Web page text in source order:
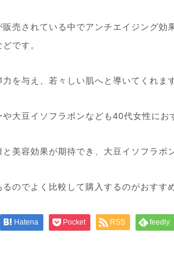
売されている中でアンチエイジング効
です。
を与え、若々しい肌へと導いてくれます
大豆イソフラボンなども40代女性にお
美容効果が期待でき、大豆イソフラボ
のでよく比較して購入するのがおすす
Hatena Pocket RSS feedly